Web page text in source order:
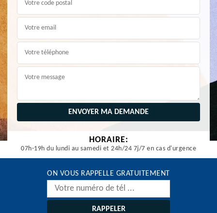
HORAIRE:
07h-19h du lundi au samedi et 24h/24 7j/7 en cas d'urgence
ON VOUS RAPPELLE GRATUITEMENT